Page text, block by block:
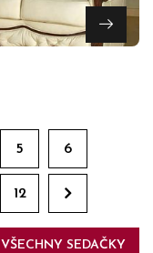
5 6
12
VŠECHNY SEDAČKY